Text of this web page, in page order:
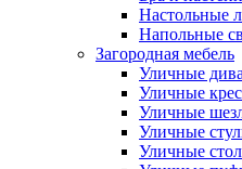
Настольные
Напольные
Загородная мебель
Уличные
Уличные
Уличные
Уличные
Уличные